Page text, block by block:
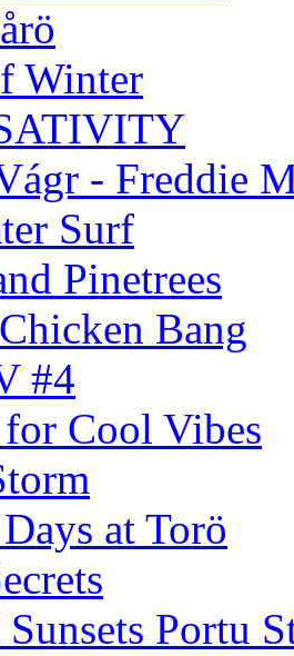
Winter
- Freddie
Surf
Pinetrees
Bang
#4
Cool Vibes
at Torö
Portu